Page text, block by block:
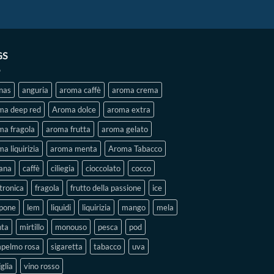
anguria aroma caffè
aroma crema
deep red
Aroma dolce
aroma extra
fragola
aroma frutta
aroma gelato
liquirizia
aroma menta
Aroma Tabacco
caffè ciliegia cioccolato
cocco
fragola frutto della passione
ice
lem liquidi liquirizia mango
mela
mirtillo monouso pesca
pod
rosa
sigaretta tabacco
uva
vino rosso